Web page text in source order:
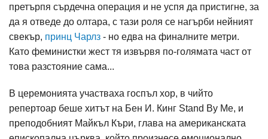
претърпя сърдечна операция и не успя да пристигне, за
да я отведе до олтара, с тази роля се нагърби нейният
свекър, принц Чарлз - но едва на финалните метри.
Като феминистки жест тя извървя по-голямата част от
това разстояние сама...
В церемонията участваха госпъл хор, в чийто
репертоар беше хитът на Бен И. Кинг Stand By Me, и
преподобният Майкъл Къри, глава на американската